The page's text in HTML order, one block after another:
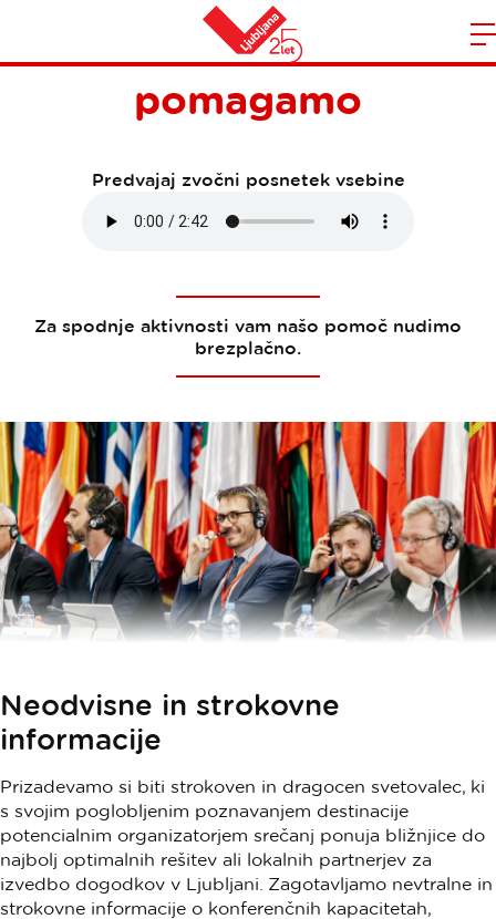
Domov
Kako vam lahko
pomagamo
Predvajaj zvočni posnetek vsebine
Za spodnje aktivnosti vam našo pomoč nudimo
brezplačno.
Neodvisne in strokovne
informacije
Prizadevamo si biti strokoven in dragocen svetovalec, ki
s svojim poglobljenim poznavanjem destinacije
potencialnim organizatorjem srečanj ponuja bližnjice do
najbolj optimalnih rešitev ali lokalnih partnerjev za
izvedbo dogodkov v Ljubljani. Zagotavljamo nevtralne in
strokovne informacije o konferenčnih kapacitetah,